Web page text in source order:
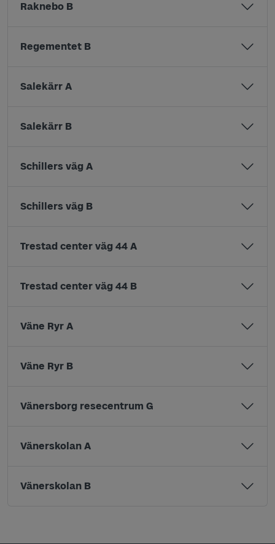
Raknebo B
Regementet B
Salekärr A
Salekärr B
Schillers väg A
Schillers väg B
Trestad center väg 44 A
Trestad center väg 44 B
Väne Ryr A
Väne Ryr B
Vänersborg resecentrum G
Vänerskolan A
Vänerskolan B